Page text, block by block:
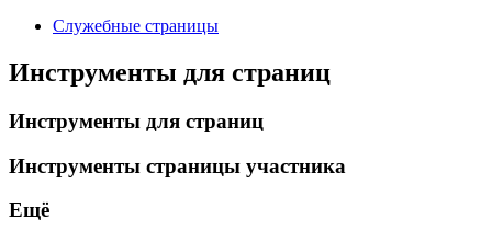
Служебные страницы
Инструменты для страниц
Инструменты для страниц
Инструменты страницы участника
Ещё